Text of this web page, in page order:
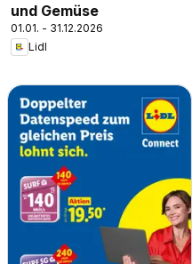
und Gemüse
01.01. - 31.12.2026
Lidl